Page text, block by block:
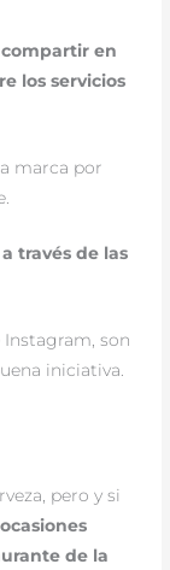
en
los servicios
marca por
través de las
son
iniciativa.
pero y si
de la